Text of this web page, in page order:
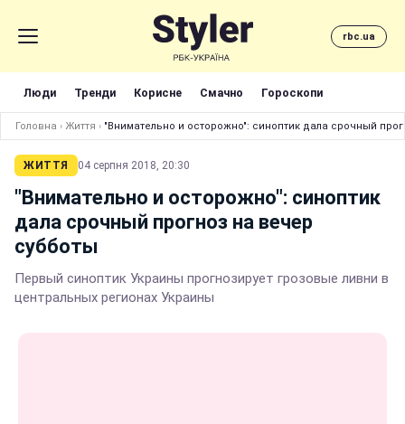
rbc.ua
Люди Тренди Корисне Смачно Гороскопи
Головна › Життя › "Внимательно и осторожно": синоптик дала срочный
ЖИТТЯ 04 серпня 2018, 20:30
"Внимательно и осторожно": синоптик
дала срочный прогноз на вечер
субботы
Первый синоптик Украины прогнозирует грозовые ливни в
центральных регионах Украины